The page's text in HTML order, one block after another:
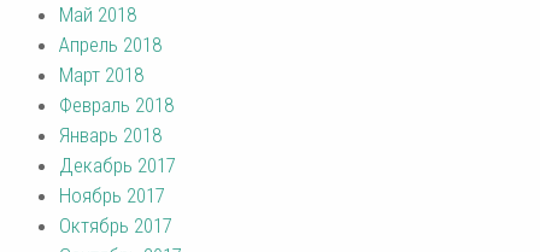
Май 2018
Апрель 2018
Март 2018
Февраль 2018
Январь 2018
Декабрь 2017
Ноябрь 2017
Октябрь 2017